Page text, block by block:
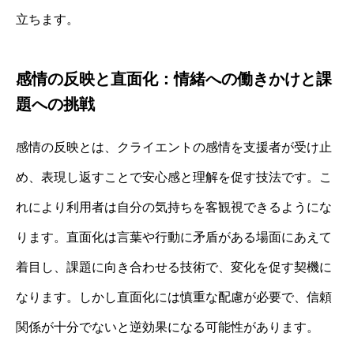
立ちます。
感情の反映と直面化：情緒への働きかけと課
題への挑戦
感情の反映とは、クライエントの感情を支援者が受け止
め、表現し返すことで安心感と理解を促す技法です。こ
れにより利用者は自分の気持ちを客観視できるようにな
ります。直面化は言葉や行動に矛盾がある場面にあえて
着目し、課題に向き合わせる技術で、変化を促す契機に
なります。しかし直面化には慎重な配慮が必要で、信頼
関係が十分でないと逆効果になる可能性があります。